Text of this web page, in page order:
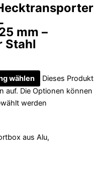
mm –
Stahl
wählen
Dieses Produkt
auf. Die Optionen können
werden